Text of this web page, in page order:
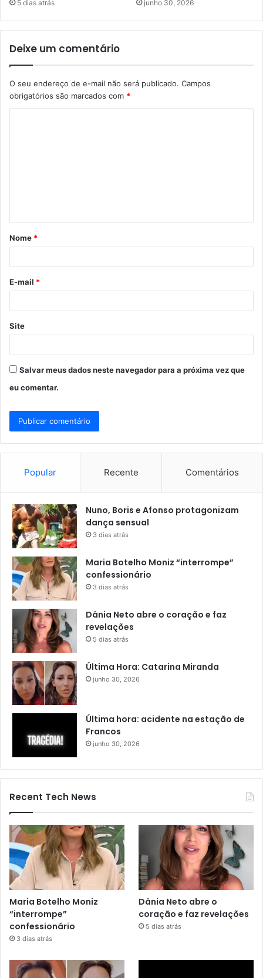
5 dias atrás junho 30, 2026
Deixe um comentário
O seu endereço de e-mail não será publicado. Campos
obrigatórios são marcados com *
á
r
*
Nome *
E-mail *
Site
Salvar meus dados neste navegador para a próxima vez que
eu comentar.
Popular Recente Comentários
Nuno, Boris e Afonso protagonizam
dança sensual
3 dias atrás
Maria Botelho Moniz “interrompe”
confessionário
3 dias atrás
Dânia Neto abre o coração e faz
revelações
5 dias atrás
Última Hora: Catarina Miranda
junho 30, 2026
Última hora: acidente na estação de
Francos
junho 30, 2026
Recent Tech News
Maria Botelho Moniz
“interrompe”
confessionário
3 dias atrás
Dânia Neto abre o
coração e faz revelações
5 dias atrás